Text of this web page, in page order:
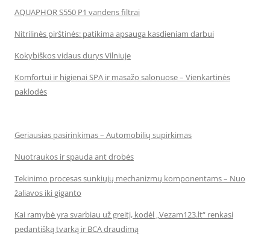
AQUAPHOR S550 P1 vandens filtrai
Nitrilinės pirštinės: patikima apsauga kasdieniam darbui
Kokybiškos vidaus durys Vilniuje
Komfortui ir higienai SPA ir masažo salonuose – Vienkartinės
paklodės
Geriausias pasirinkimas – Automobilių supirkimas
Nuotraukos ir spauda ant drobės
Tekinimo procesas sunkiųjų mechanizmų komponentams – Nuo
žaliavos iki giganto
Kai ramybė yra svarbiau už greitį, kodėl „Vezam123.lt“ renkasi
pedantišką tvarką ir BCA draudimą